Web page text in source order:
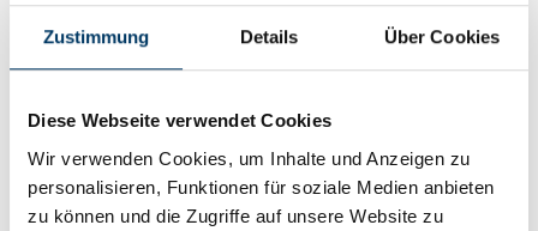
Zustimmung Details Über Cookies
Diese Webseite verwendet Cookies
Wir verwenden Cookies, um Inhalte und Anzeigen zu
personalisieren, Funktionen für soziale Medien anbieten
zu können und die Zugriffe auf unsere Website zu
Unternehmen Kvaerner, bringen sich für den
Western Norway University of Applied Sciences
(HVL)